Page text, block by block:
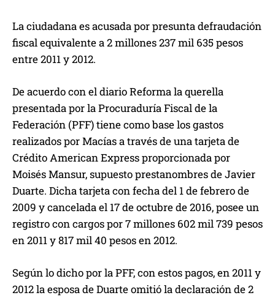
La ciudadana es acusada por presunta defraudación
fiscal equivalente a 2 millones 237 mil 635 pesos
entre 2011 y 2012.
De acuerdo con el diario Reforma la querella
presentada por la Procuraduría Fiscal de la
Federación (PFF) tiene como base los gastos
realizados por Macías a través de una tarjeta de
Crédito American Express proporcionada por
Moisés Mansur, supuesto prestanombres de Javier
Duarte. Dicha tarjeta con fecha del 1 de febrero de
2009 y cancelada el 17 de octubre de 2016, posee un
registro con cargos por 7 millones 602 mil 739 pesos
en 2011 y 817 mil 40 pesos en 2012.
Según lo dicho por la PFF, con estos pagos, en 2011 y
2012 la esposa de Duarte omitió la declaración de 2